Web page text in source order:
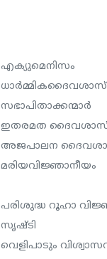
എക്യുമെനിസം
സഭാപിതാക്കന്മാർ
ഇതരമത
അജപാലന
മരിയവിജ്ഞാനീയം
പരിശുദ്ധ റൂഹാ
സൃഷ്ടി
വെളിപാടും